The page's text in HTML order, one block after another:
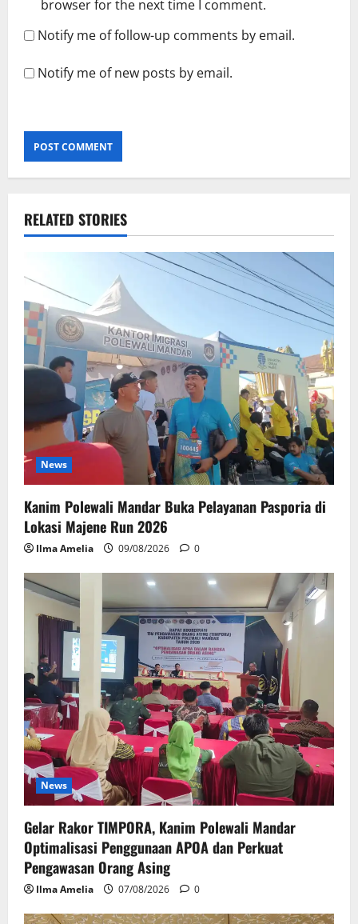
browser for the next time I comment.
Notify me of follow-up comments by email.
Notify me of new posts by email.
RELATED STORIES
News
Kanim Polewali Mandar Buka Pelayanan Pasporia di
Lokasi Majene Run 2026
Ilma Amelia 09/08/2026 0
News
Gelar Rakor TIMPORA, Kanim Polewali Mandar
Optimalisasi Penggunaan APOA dan Perkuat
Pengawasan Orang Asing
Ilma Amelia 07/08/2026 0